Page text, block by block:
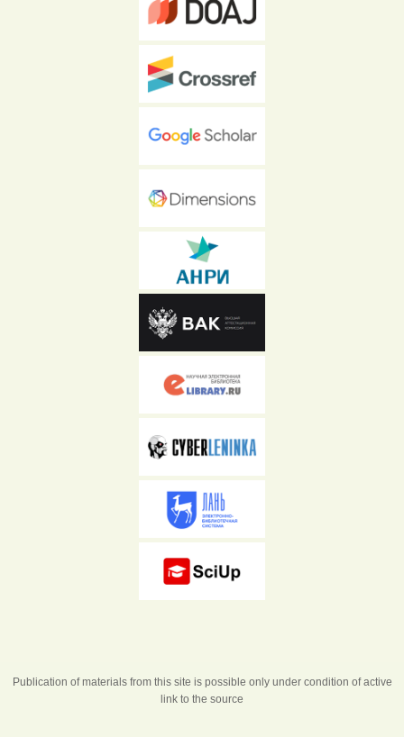
Publication of materials from this site is possible only under condition of active
link to the source